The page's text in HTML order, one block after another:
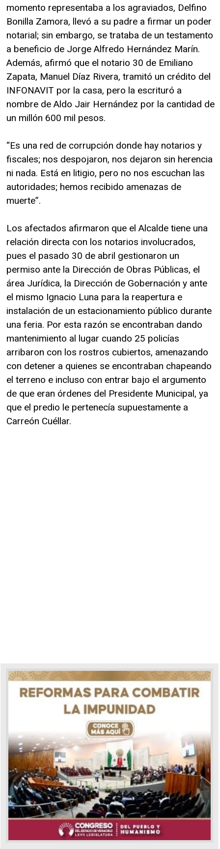
momento representaba a los agraviados, Delfino
Bonilla Zamora, llevó a su padre a firmar un poder
notarial; sin embargo, se trataba de un testamento
a beneficio de Jorge Alfredo Hernández Marín.
Además, afirmó que el notario 30 de Emiliano
Zapata, Manuel Díaz Rivera, tramitó un crédito del
INFONAVIT por la casa, pero la escrituró a
nombre de Aldo Jair Hernández por la cantidad de
un millón 600 mil pesos.
“Es una red de corrupción donde hay notarios y
fiscales; nos despojaron, nos dejaron sin herencia
ni nada. Está en litigio, pero no nos escuchan las
autoridades; hemos recibido amenazas de
muerte”.
Los afectados afirmaron que el Alcalde tiene una
relación directa con los notarios involucrados,
pues el pasado 30 de abril gestionaron un
permiso ante la Dirección de Obras Públicas, el
área Jurídica, la Dirección de Gobernación y ante
el mismo Ignacio Luna para la reapertura e
instalación de un estacionamiento público durante
una feria. Por esta razón se encontraban dando
mantenimiento al lugar cuando 25 policías
arribaron con los rostros cubiertos, amenazando
con detener a quienes se encontraban chapeando
el terreno e incluso con entrar bajo el argumento
de que eran órdenes del Presidente Municipal, ya
que el predio le pertenecía supuestamente a
Carreón Cuéllar.